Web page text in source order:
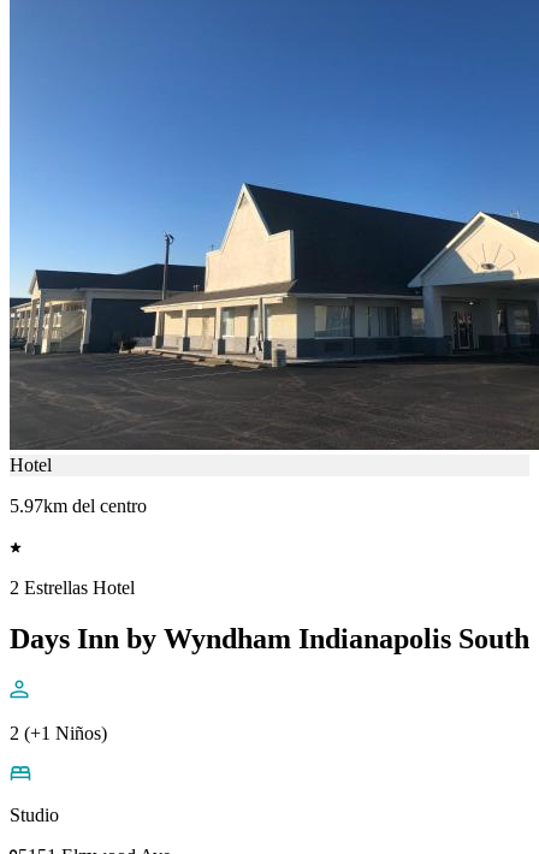
Hotel
5.97km del centro
2 Estrellas Hotel
Days Inn by Wyndham Indianapolis South
2 (+1 Niños)
Studio